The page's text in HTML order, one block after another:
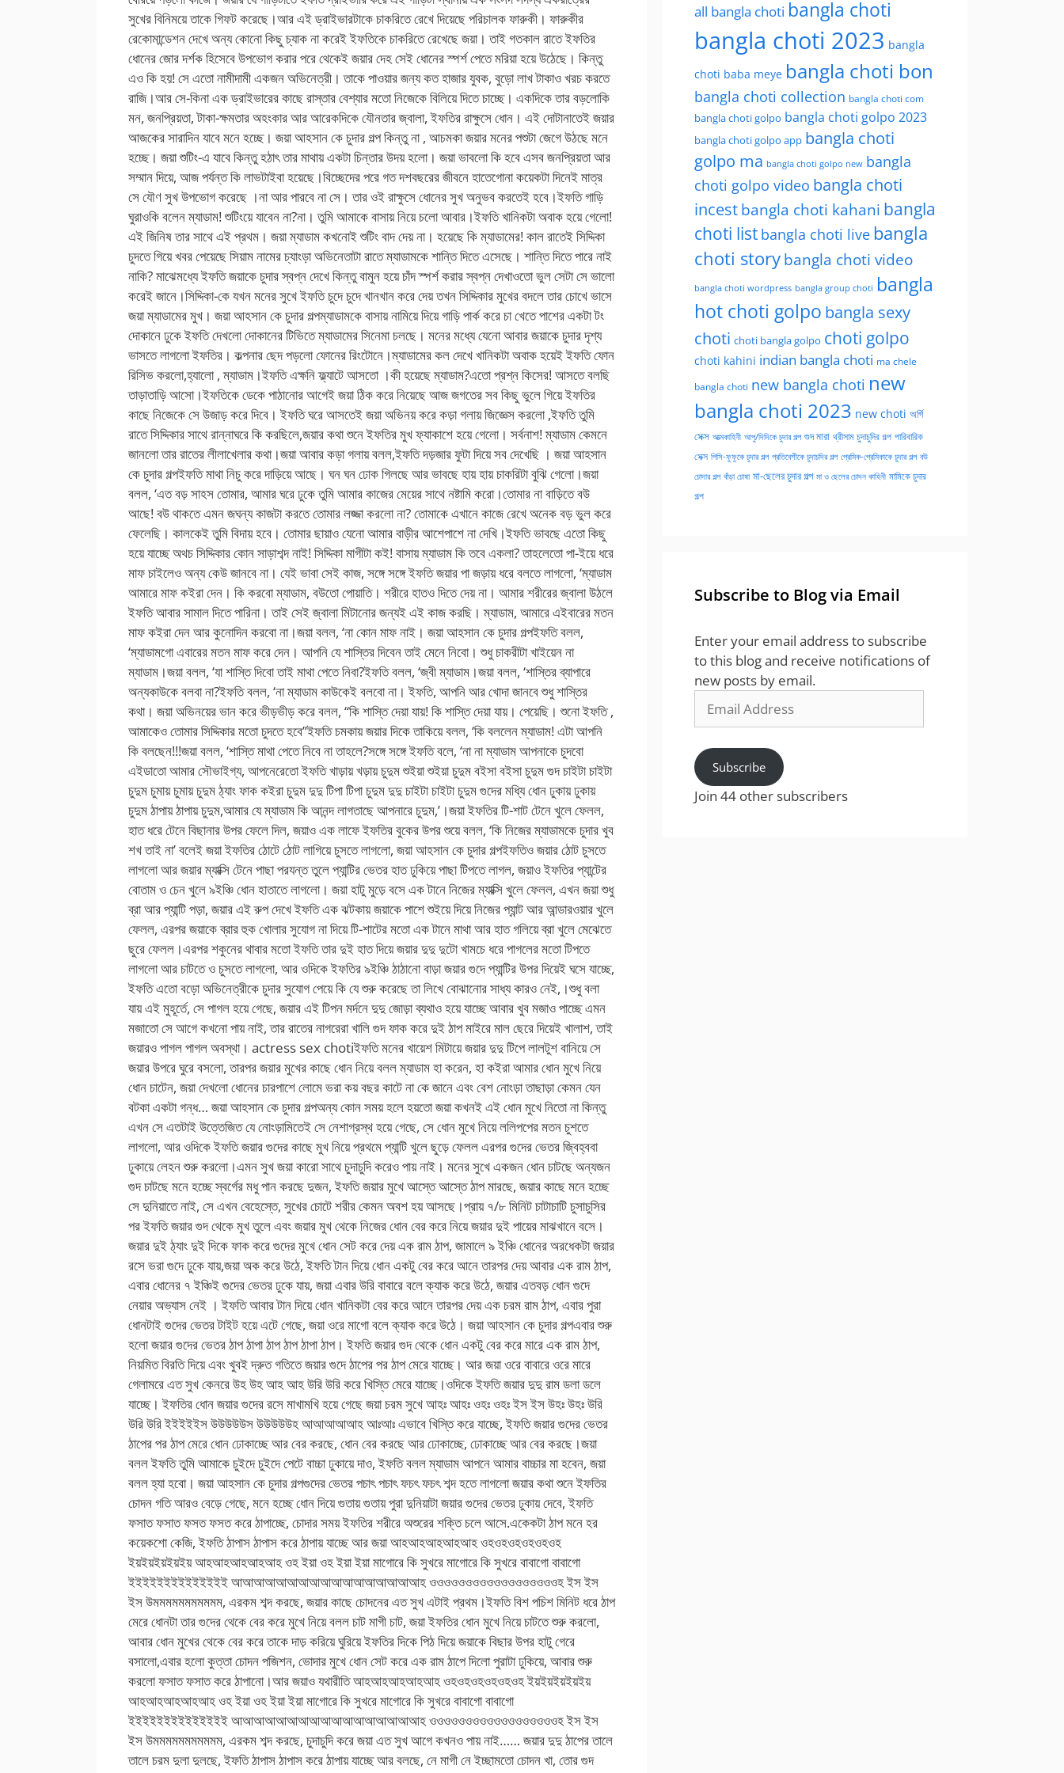
all bangla choti bangla choti
bangla choti 2023 bangla
choti baba meye bangla choti bon
bangla choti collection bangla choti com
bangla choti golpo bangla choti golpo 2023
bangla choti golpo app bangla choti
golpo ma bangla choti golpo new bangla
choti golpo video bangla choti
incestbangla choti kahani bangla
choti list bangla choti live bangla
choti storybangla choti video
bangla choti wordpress bangla group choti bangla
hot choti golpo bangla sexy
choti choti bangla golpo choti golpo
choti kahini indian bangla choti ma chele
bangla choti new bangla choti new
bangla choti 2023 new choti অর্গি
সেক্স আত্মকাহিনী আপু/দিদিকে চুদার গল্প গুদ মারা থ্রীসাম চুদাচুদির গল্প পারিবারিক
সেক্স পিসি-ফুফুকে চুদার গল্প প্রতিবেশীকে চুদাচদির গল্প প্রেমিক-প্রেমিকাকে চুদার গল্প বউ
চোদার গল্প বাঁড়া চোষা মা-ছেলের চুদার গল্প মা ও ছেলের চোদন কাহিনী মামিকে চুদার
গল্প
Subscribe to Blog via Email
Enter your email address to subscribe
to this blog and receive notifications of
new posts by email.
Address
Subscribe
Join 44 other subscribers